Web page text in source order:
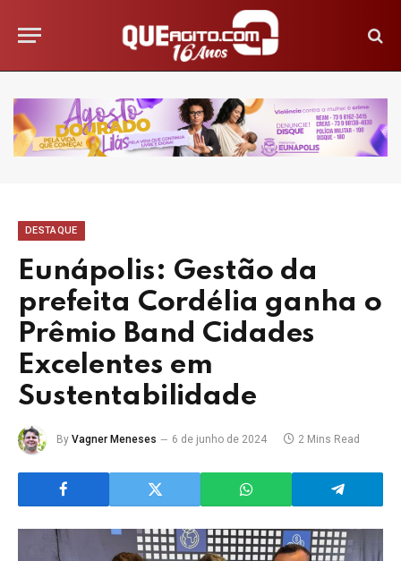
DESTAQUE
Eunápolis: Gestão da
prefeita Cordélia ganha o
Prêmio Band Cidades
Excelentes em
Sustentabilidade
By Vagner Meneses 6 de junho de 2024 2 Mins Read